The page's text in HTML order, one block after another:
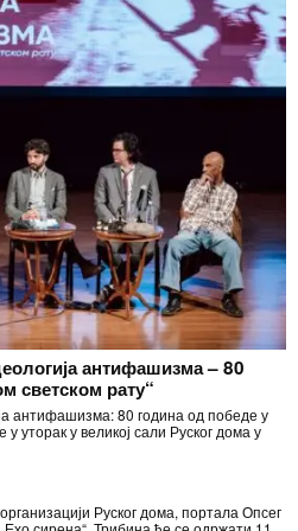
антифашизма – 80
светском рату“
антифашизма: 80 година од победе у
у уторак у великој сали Руског дома у
Руског дома, портала Опсег